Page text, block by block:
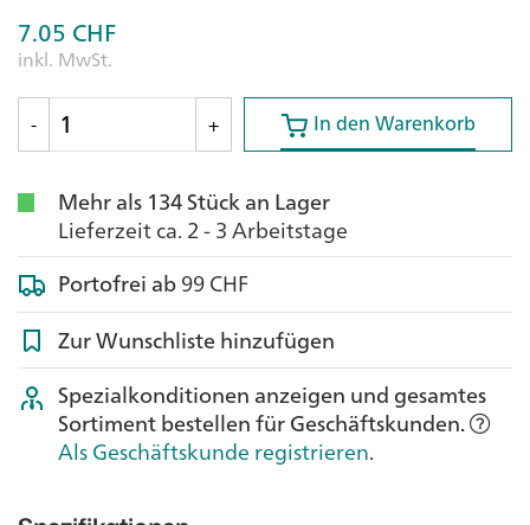
7.05 CHF
inkl. MwSt.
-
+ In den Warenkorb
In den Warenkorb
Mehr als 134 Stück an Lager
Lieferzeit ca. 2 - 3 Arbeitstage
Portofrei ab99 CHF
Zur Wunschliste hinzufügen
Spezialkonditionen anzeigen und gesamtes
Sortiment bestellen für Geschäftskunden.
Als Geschäftskunde registrieren.